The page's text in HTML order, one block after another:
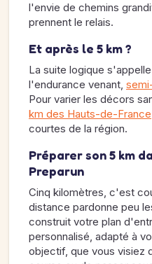
l'envie de chemins
prennent le relais.
Et après le 5 km ?
La suite logique s'appelle
l'endurance venant,
Pour varier les décors
km des Hauts-de-France
courtes de la région.
Préparer son 5 km
Preparun
Cinq kilomètres, c'est
distance pardonne peu
construit votre plan
personnalisé, adapté à
objectif, que vous visiez